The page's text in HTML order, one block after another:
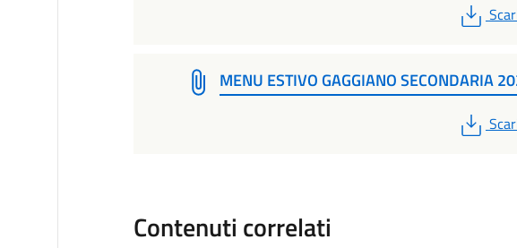
PDF
MENU ESTIVO GAGGIANO SECONDARIA
PDF
Contenuti correlati